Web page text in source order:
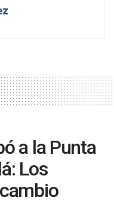
a la Punta
Los